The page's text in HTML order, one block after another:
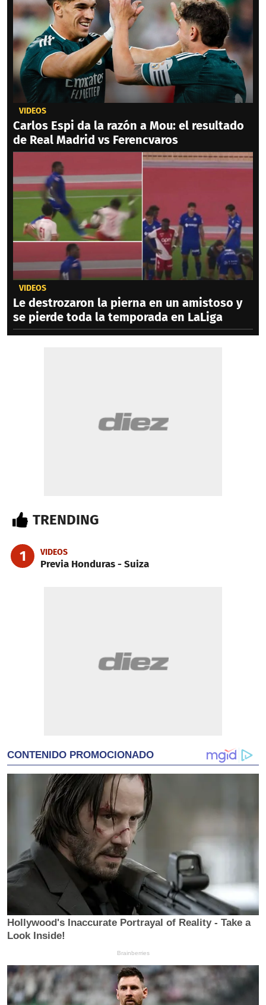
VIDEOS
Carlos Espi da la razón a Mou: el resultado
de Real Madrid vs Ferencvaros
VIDEOS
Le destrozaron la pierna en un amistoso y
se pierde toda la temporada en LaLiga
TRENDING
1 VIDEOS
Previa Honduras - Suiza